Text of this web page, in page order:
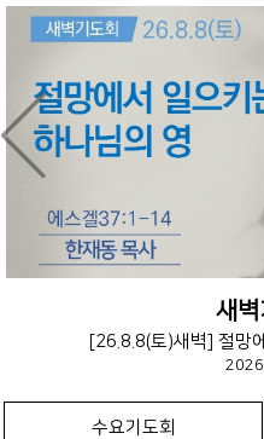
새벽
[26.8.8(토)새벽] 절망
수요기도회